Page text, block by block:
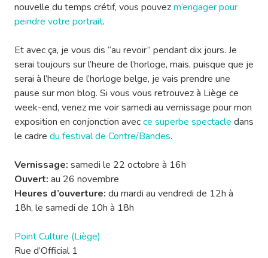
nouvelle du temps crétif, vous pouvezm’engager pour
peindre votre portrait.
Et avec ça, je vous dis “au revoir” pendant dix jours. Je
serai toujours sur l’heure de l’horloge, mais, puisque que je
serai à l’heure de l’horloge belge, je vais prendre une
pause sur mon blog. Si vous vous retrouvez à Liège ce
week-end, venez me voir samedi au vernissage pour mon
exposition en conjonction avecce superbe spectacle dans
le cadre du festival de Contre/Bandes.
Vernissage: samedi le 22 octobre à 16h
Ouvert: au 26 novembre
Heures d’ouverture: du mardi au vendredi de 12h à
18h, le samedi de 10h à 18h
Point Culture (Liège)
Rue d’Official 1